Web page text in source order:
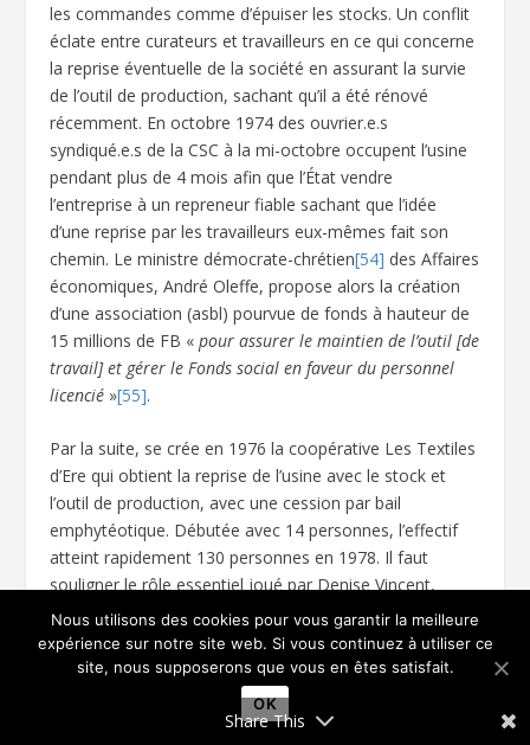
les commandes comme d’épuiser les stocks. Un conflit
éclate entre curateurs et travailleurs en ce qui concerne
la reprise éventuelle de la société en assurant la survie
de l’outil de production, sachant qu’il a été rénové
récemment. En octobre 1974 des ouvrier.e.s
syndiqué.e.s de la CSC à la mi-octobre occupent l’usine
pendant plus de 4 mois afin que l’État vendre
l’entreprise à un repreneur fiable sachant que l’idée
d’une reprise par les travailleurs eux-mêmes fait son
chemin. Le ministre démocrate-chrétien[54] des Affaires
économiques, André Oleffe, propose alors la création
d’une association (asbl) pourvue de fonds à hauteur de
15 millions de FB «pour assurer le maintien de l’outil [de
travail] et gérer le Fonds social en faveur du personnel
licencié »[55].
Par la suite, se crée en 1976 la coopérative Les Textiles
d’Ere qui obtient la reprise de l’usine avec le stock et
l’outil de production, avec une cession par bail
emphytéotique. Débutée avec 14 personnes, l’effectif
atteint rapidement 130 personnes en 1978. Il faut
souligner le rôle essentiel joué par Denise Vincent,
déléguée syndicale CSC «engagée à 100 % dans
l’expérience autogestionnaire [56]» laquelle souligne le
changement d’ambiance et l’écoute à l’égard des
employé.e.s tout en notant la responsabilisation de tout
un chacun. En effet celle-ci, selon Nicolas Verschueren,
Share This
Nous utilisons des cookies pour vous garantir la meilleure
expérience sur notre site web. Si vous continuez à utiliser ce
site, nous supposerons que vous en êtes satisfait.
OK